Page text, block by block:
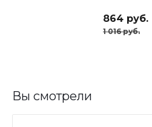
864 руб.
1 016 руб.
Вы смотрели